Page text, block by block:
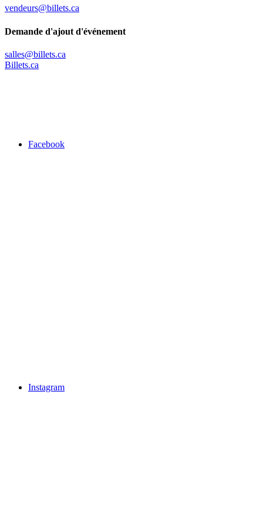
vendeurs@billets.ca
Demande d'ajout d'événement
salles@billets.ca
Billets.ca
Facebook
Instagram